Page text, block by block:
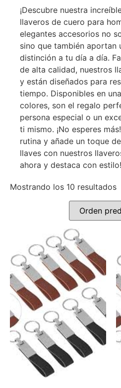
¡Descubre nuestra
llaveros de cuero para
elegantes accesorios no
sino que también aportan
distinción a tu día a día.
de alta calidad, nuestros
y están diseñados para
tiempo. Disponibles en
colores, son el regalo
persona especial o un
ti mismo. ¡No esperes
rutina y añade un toque
llaves con nuestros
ahora y destaca con estilo!
Mostrando los 10 resultados